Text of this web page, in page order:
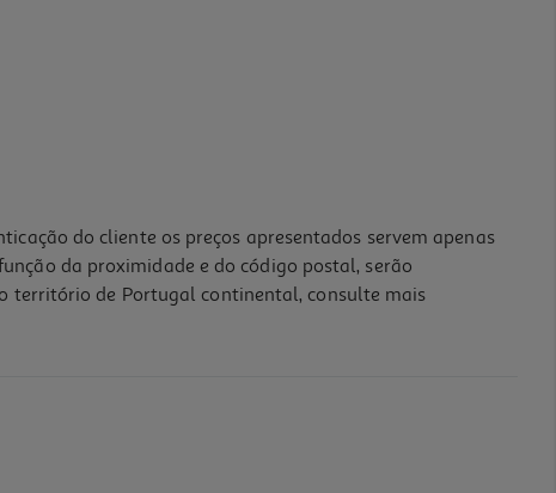
do cliente os preços apresentados servem apenas
da proximidade e do código postal, serão
território de Portugal continental, consulte mais